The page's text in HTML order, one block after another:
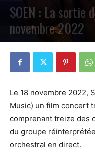
SOEN : La sortie
novembre 2022
PAR PETE CIRCLE 5
Le 18 novembre 2022,
Music) un film concert
comprenant treize des
du groupe
orchestral en direct.